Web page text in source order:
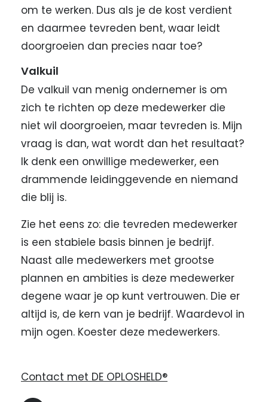
om te werken. Dus als je de kost verdient
en daarmee tevreden bent, waar leidt
doorgroeien dan precies naar toe?
Valkuil
De valkuil van menig ondernemer is om
zich te richten op deze medewerker die
niet wil doorgroeien, maar tevreden is. Mijn
vraag is dan, wat wordt dan het resultaat?
Ik denk een onwillige medewerker, een
drammende leidinggevende en niemand
die blij is.
Zie het eens zo: die tevreden medewerker
is een stabiele basis binnen je bedrijf.
Naast alle medewerkers met grootse
plannen en ambities is deze medewerker
degene waar je op kunt vertrouwen. Die er
altijd is, de kern van je bedrijf. Waardevol in
mijn ogen. Koester deze medewerkers.
Contact met DE OPLOSHELD®